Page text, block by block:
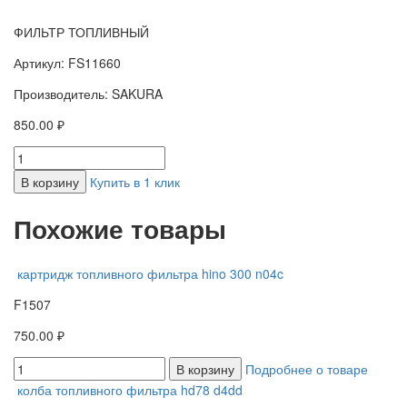
ФИЛЬТР ТОПЛИВНЫЙ
Артикул: FS11660
Производитель: SAKURA
850.00 ₽
В корзину Купить в 1 клик
Похожие товары
картридж топливного фильтра hino 300 n04c
F1507
750.00 ₽
В корзину
Подробнее о товаре
колба топливного фильтра hd78 d4dd